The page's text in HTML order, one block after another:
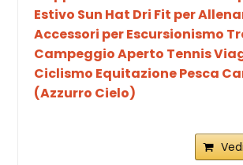
Estivo Sun Hat Dri Fit per
Accessori per Escursionismo
Campeggio Aperto Tennis
Ciclismo Equitazione Pesca
(Azzurro Cielo)